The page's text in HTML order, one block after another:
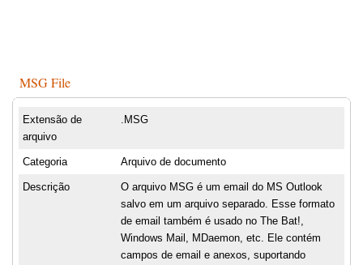
MSG File
Extensão de
arquivo
.MSG
Categoria Arquivo de documento
Descrição
O arquivo MSG é um email do MS Outlook
salvo em um arquivo separado. Esse formato
de email também é usado no The Bat!,
Windows Mail, MDaemon, etc. Ele contém
campos de email e anexos, suportando